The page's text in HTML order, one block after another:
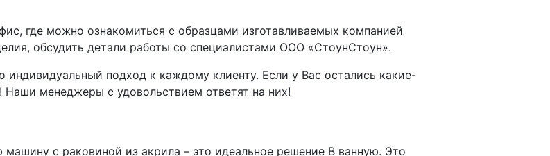
где можно ознакомиться с образцами изготавливаемых компанией
обсудить детали работы со специалистами ООО «СтоунСтоун».
индивидуальный подход к каждому клиенту. Если у Вас остались какие-
менеджеры с удовольствием ответят на них!
с раковиной из акрила – это идеальное решение В ванную. Это